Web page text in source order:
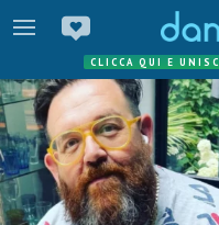
CLICCA QUI E